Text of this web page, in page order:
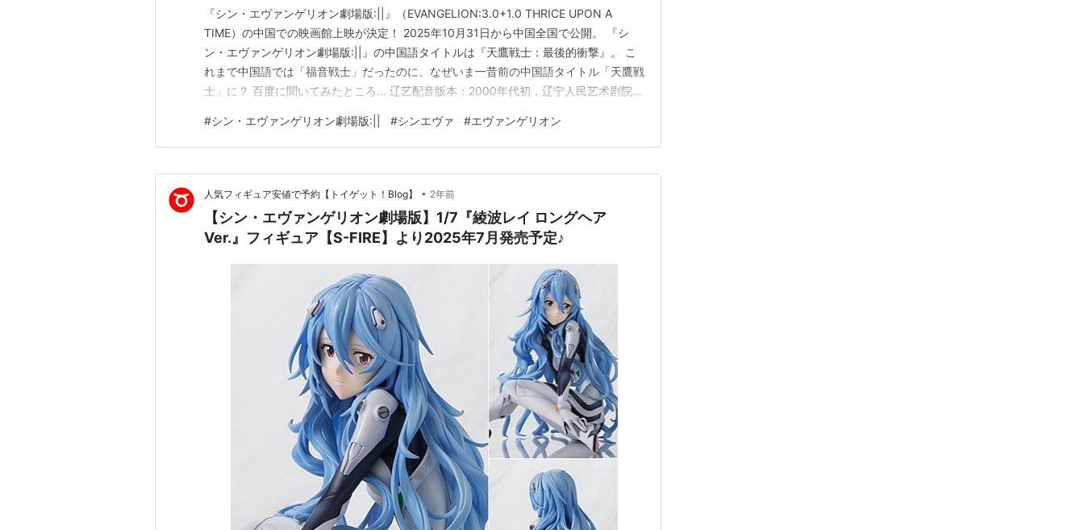
『シン・エヴァンゲリオン劇場版:||』（EVANGELION:3.0+1.0 THRICE UPON A
TIME）の中国での映画館上映が決定！ 2025年10月31日から中国全国で公開。 『シ
ン・エヴァンゲリオン劇場版:||』の中国語タイトルは『天鷹戦士：最後的衝撃』。 こ
れまで中国語では「福音戦士」だったのに、なぜいま一昔前の中国語タイトル「天鷹戦
士」に？ 百度に聞いてみたところ… ‌辽艺配音版本‌：2000年代初，辽宁人民艺术剧院
（辽艺）为TV版《EVA》配音时采用“天鹰战士”作为官方译名，该版本曾在中国内地电视
台播出，成为90后观众的集体记忆‌ 2000年代初めに遼寧人民芸術劇院（遼芸…
#シン・エヴァンゲリオン劇場版:|| #シンエヴァ #エヴァンゲリオン
人気フィギュア安値で予約【トイゲット！Blog】 • 2年前
【シン・エヴァンゲリオン劇場版】1/7『綾波レイ ロングヘア
Ver.』フィギュア【S-FIRE】より2025年7月発売予定♪